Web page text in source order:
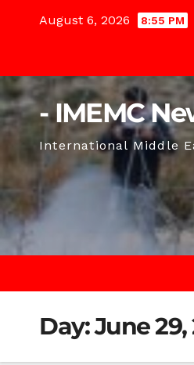
August 6, 2026 8:55 PM
- IMEMC
International Middle
Day:June 29,